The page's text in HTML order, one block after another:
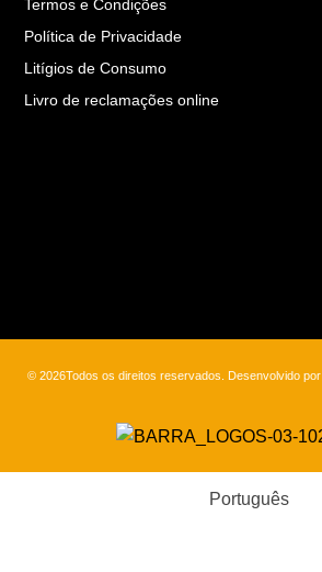
Termos e Condições
Política de Privacidade
Litígios de Consumo
Livro de reclamações online
© 2026Todos os direitos reservados. Desenvolvido por
Português